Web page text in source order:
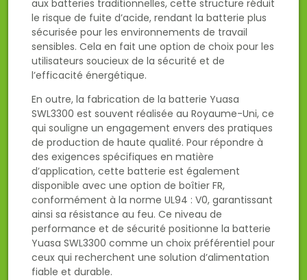
aux batteries traditionnelles, cette structure réduit
le risque de fuite d’acide, rendant la batterie plus
sécurisée pour les environnements de travail
sensibles. Cela en fait une option de choix pour les
utilisateurs soucieux de la sécurité et de
l’efficacité énergétique.
En outre, la fabrication de la batterie Yuasa
SWL3300 est souvent réalisée au Royaume-Uni, ce
qui souligne un engagement envers des pratiques
de production de haute qualité. Pour répondre à
des exigences spécifiques en matière
d’application, cette batterie est également
disponible avec une option de boîtier FR,
conformément à la norme UL94 : V0, garantissant
ainsi sa résistance au feu. Ce niveau de
performance et de sécurité positionne la batterie
Yuasa SWL3300 comme un choix préférentiel pour
ceux qui recherchent une solution d’alimentation
fiable et durable.